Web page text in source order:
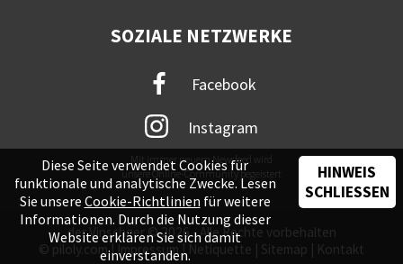
SOZIALE NETZWERKE
Facebook
Instagram
Mit immer neuem Newsfeed wird
unsere Online-Community begeistert
der Vinschger © 2026 - Alle Rechte vorbehalten
© piloly.com |Impressum | Netiquette | Sitemap | Kontakt
Diese Seite verwendet Cookies für
funktionale und analytische Zwecke. Lesen
Sie unsere Cookie-Richtlinien für weitere
Informationen. Durch die Nutzung dieser
Website erklären Sie sich damit
einverstanden.
HINWEIS
SCHLIESSEN